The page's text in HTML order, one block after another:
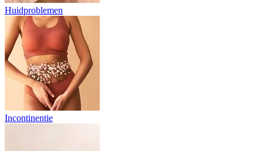
Huidproblemen
Incontinentie